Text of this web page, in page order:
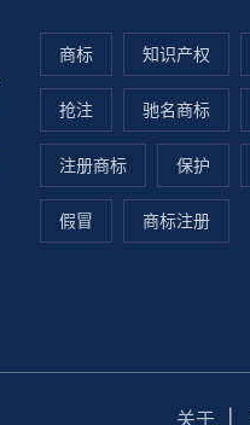
商标 知识产权
抢注 驰名商标
注册商标 保护
假冒 商标注册
关于